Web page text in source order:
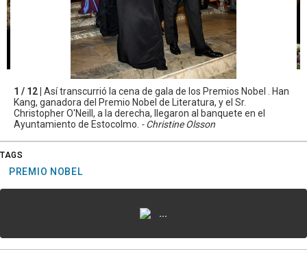
1 / 12 | Así transcurrió la cena de gala de los Premios Nobel . Han
Kang, ganadora del Premio Nobel de Literatura, y el Sr.
Christopher O'Neill, a la derecha, llegaron al banquete en el
Ayuntamiento de Estocolmo. - Christine Olsson
TAGS
PREMIO NOBEL
...